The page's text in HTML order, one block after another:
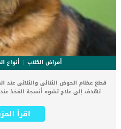
أمراض الكلاب أنواع
قطع عظام الحوض الثنائى والثلاثى عند
تهدف إلى علاج تشوه أنسجة الفخذ
القطع بشكل صحيح تتحرك ساق الكلب
العظام في الكلاب وعلاجها عند بعض
اقرأ